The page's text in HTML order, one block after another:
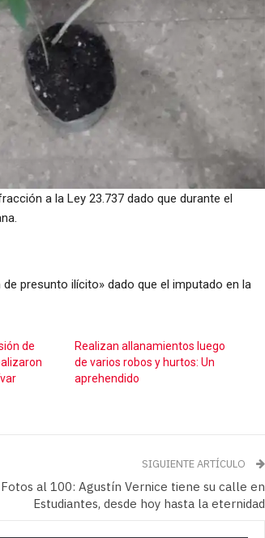
a la Ley 23.737 dado que durante el
presunto ilícito» dado que el imputado en la
de
Realizan allanamientos luego
de varios robos y hurtos: Un
aprehendido
SIGUIENTE ARTÍCULO
Fotos al 100: Agustín Vernice tiene su calle en
Estudiantes, desde hoy hasta la eternidad